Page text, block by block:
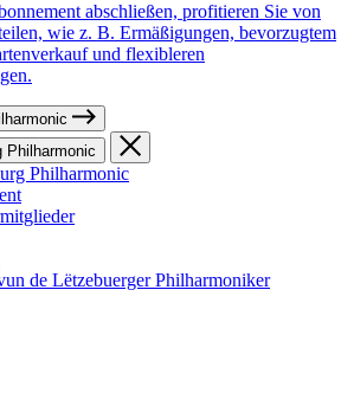
abschließen, profitieren Sie von
wie z. B. Ermäßigungen, bevorzugtem
und flexibleren
Philharmonic
Philharmonic
de Lëtzebuerger Philharmoniker